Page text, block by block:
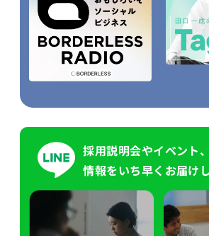
採用説明会やイベント
情報をいち早くお届け